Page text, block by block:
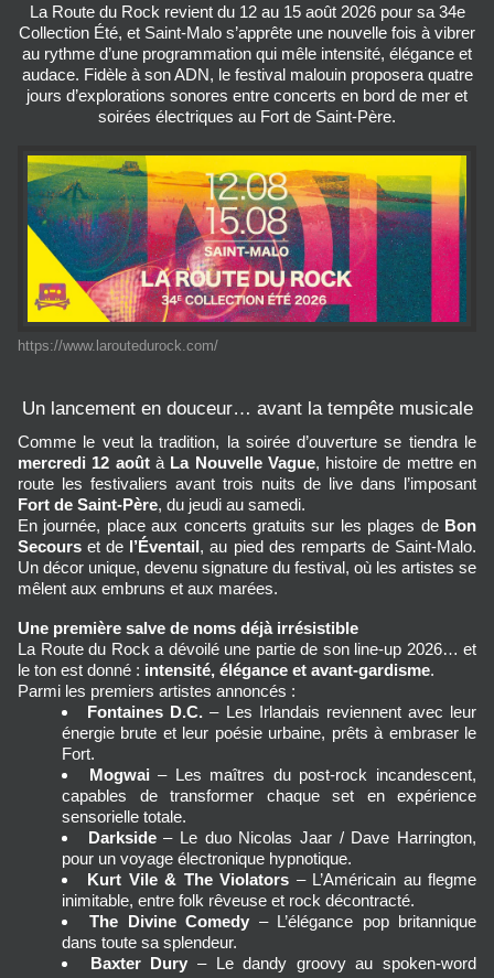
La Route du Rock revient du 12 au 15 août 2026 pour sa 34e
Collection Été, et Saint‑Malo s’apprête une nouvelle fois à vibrer
au rythme d’une programmation qui mêle intensité, élégance et
audace. Fidèle à son ADN, le festival malouin proposera quatre
jours d’explorations sonores entre concerts en bord de mer et
soirées électriques au Fort de Saint‑Père.
https://www.laroutedurock.com/
Un lancement en douceur… avant la tempête musicale
mercredi 12 août à La Nouvelle Vague, histoire de mettre en
Fort de Saint‑Père, du jeudi au samedi.
En journée, place aux concerts gratuits sur les plages de Bon
Secours et de l’Éventail, au pied des remparts de Saint‑Malo.
Un décor unique, devenu signature du festival, où les artistes se
mêlent aux embruns et aux marées.
Une première salve de noms déjà irrésistible
La Route du Rock a dévoilé une partie de son line‑up 2026… et
le ton est donné : intensité, élégance et avant‑gardisme.
Parmi les premiers artistes annoncés :
Fontaines D.C. – Les Irlandais reviennent avec leur
énergie brute et leur poésie urbaine, prêts à embraser le
Fort.
Mogwai – Les maîtres du post‑rock incandescent,
capables de transformer chaque set en expérience
sensorielle totale.
Darkside – Le duo Nicolas Jaar / Dave Harrington,
pour un voyage électronique hypnotique.
Kurt Vile & The Violators – L’Américain au flegme
inimitable, entre folk rêveuse et rock décontracté.
The Divine Comedy – L’élégance pop britannique
dans toute sa splendeur.
Baxter Dury – Le dandy groovy au spoken‑word